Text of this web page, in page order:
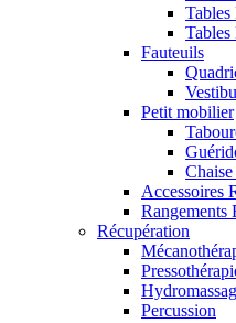
Tables
Tables
Fauteuils
Petit mobilier
Chaise
Accessoires
Rangements
Récupération
Percussion